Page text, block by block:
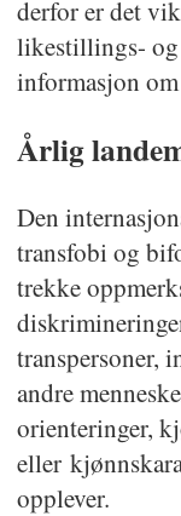
derfor er det
likestillings-
informasjon
Årlig
Den
transfobi og
trekke
transpersoner,
andre
orienteringer,
eller
opplever.